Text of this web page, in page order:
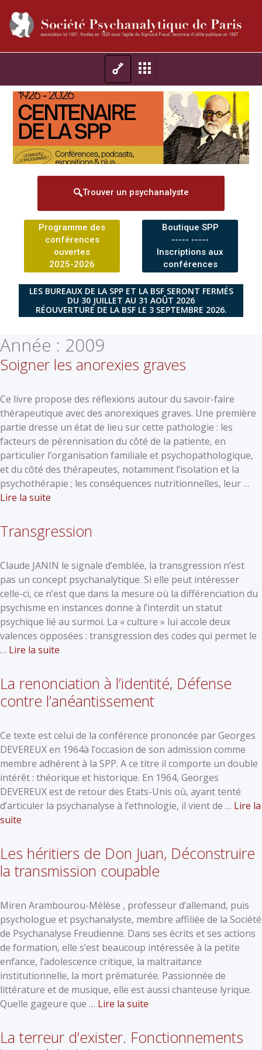
Trouver un psychanalyste
Programme des
conférences
ouvertes
2025-2026
Boutique SPP
----- -----
Inscriptions aux
conférences
LES BUREAUX DE LA SPP ET LA BSF SERONT FERMÉS
DU 30 JUILLET AU 31 AOÛT 2026
RÉOUVERTURE DE LA BSF LE 3 SEPTEMBRE 2026.
Année : 2009
Soigner les anorexies graves
Ce livre propose des réflexions autour du savoir-faire
thérapeutique avec des anorexiques graves. Une première
partie dresse un état de lieu sur cette pathologie : les
facteurs de pérennisation du côté de la patiente, en
particulier l’organisation familiale et psychopathologique,
et du côté des thérapeutes, notamment l’isolation et la
psychothérapie ; les conséquences nutritionnelles, leur …
Lire la suite
Transgression
Claude JANIN le signale d’emblée, la transgression n’est
pas un concept psychanalytique. Si elle peut intéresser
celle-ci, ce n’est que dans la mesure où la différenciation du
psychisme en instances donne à l’interdit un statut
psychique lié au surmoi. La « culture » lui accole deux
valences opposées : transgression des codes qui permet le
… Lire la suite
La renonciation à l’identité, Défense
contre l’anéantissement
Ce texte est celui de la conférence prononcée par Georges
DEVEREUX en 1964à l’occasion de son admission comme
membre adhérent à la SPP. A ce titre il comporte un double
intérêt : théorique et historique. En 1964, Georges
DEVEREUX est de retour des Etats-Unis où, ayant tenté
d’articuler la psychanalyse à l’ethnologie, il vient de … Lire la
suite
Les héritiers de Don Juan, Déconstruire
la transmission coupable
Miren Arambourou-Mélèse , professeur d’allemand, puis
psychologue et psychanalyste, membre affiliée de la Société
de Psychanalyse Freudienne. Dans ses écrits et ses actions
de formation, elle s’est beaucoup intéressée à la petite
enfance, l’adolescence critique, la maltraitance
institutionnelle, la mort prématurée. Passionnée de
littérature et de musique, elle est aussi chanteuse lyrique.
Quelle gageure que … Lire la suite
La terreur d’exister. Fonctionnements